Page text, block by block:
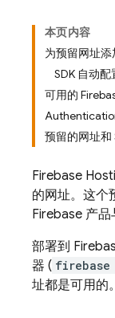
本页内容
为预留网址添
SDK 自动配
可用的
预留的网址
Firebase
的网址。这个
Firebase 产品
部署到
器 ( firebase
址都是可用的。